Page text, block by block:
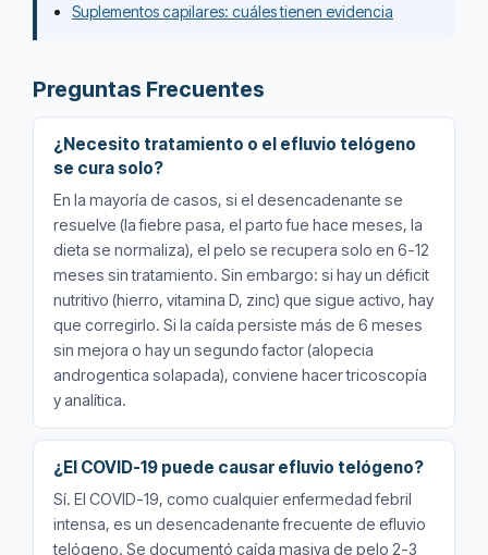
Suplementos capilares: cuáles tienen evidencia
Preguntas Frecuentes
¿Necesito tratamiento o el efluvio telógeno
se cura solo?
En la mayoría de casos, si el desencadenante se
resuelve (la fiebre pasa, el parto fue hace meses, la
dieta se normaliza), el pelo se recupera solo en 6-12
meses sin tratamiento. Sin embargo: si hay un déficit
nutritivo (hierro, vitamina D, zinc) que sigue activo, hay
que corregirlo. Si la caída persiste más de 6 meses
sin mejora o hay un segundo factor (alopecia
androgentica solapada), conviene hacer tricoscopía
y analítica.
¿El COVID-19 puede causar efluvio telógeno?
Sí. El COVID-19, como cualquier enfermedad febril
intensa, es un desencadenante frecuente de efluvio
telógeno. Se documentó caída masiva de pelo 2-3